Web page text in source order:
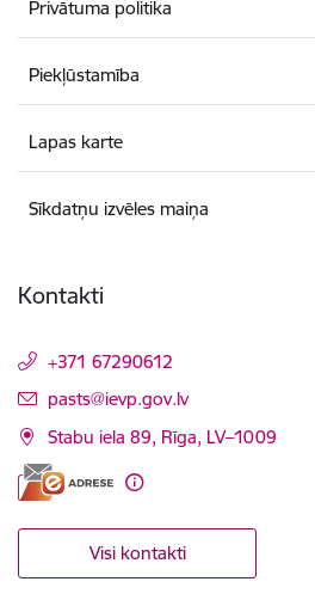
Privātuma politika
Piekļūstamība
Lapas karte
Sīkdatņu izvēles maiņa
Kontakti
+371 67290612
E-pasts:
pasts@ievp.gov.lv
Stabu iela 89, Rīga, LV–1009
Visi kontakti